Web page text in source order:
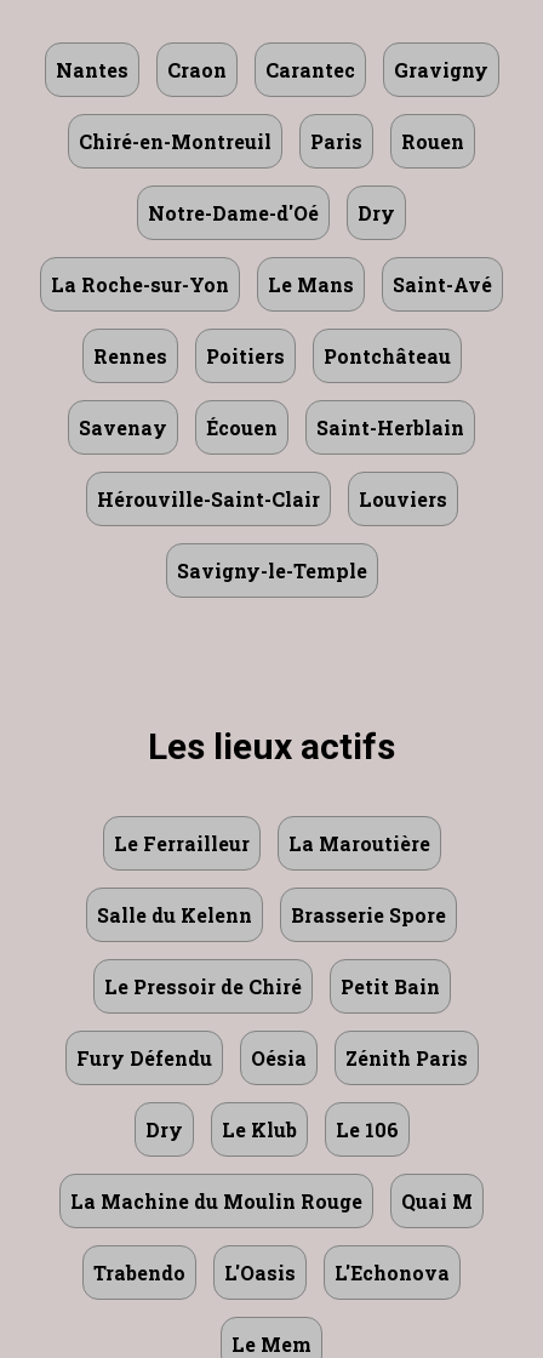
Nantes Craon Carantec Gravigny
Chiré-en-Montreuil Paris Rouen
Notre-Dame-d'Oé Dry
La Roche-sur-Yon Le Mans Saint-Avé
Rennes Poitiers Pontchâteau
Savenay Écouen Saint-Herblain
Hérouville-Saint-Clair Louviers
Savigny-le-Temple
Les lieux actifs
Le Ferrailleur La Maroutière
Salle du Kelenn Brasserie Spore
Le Pressoir de Chiré Petit Bain
Fury Défendu Oésia Zénith Paris
Dry Le Klub Le 106
La Machine du Moulin Rouge Quai M
Trabendo L'Oasis L'Echonova
Le Mem